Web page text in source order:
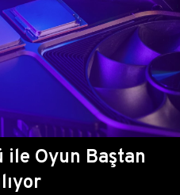
ile Oyun Baştan